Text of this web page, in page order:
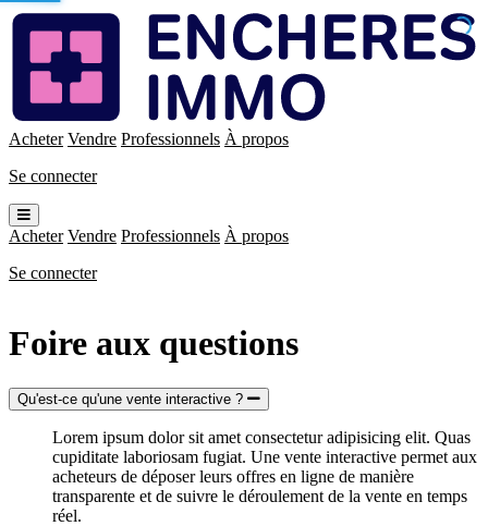
Enchères
Immo
Acheter Vendre Professionnels À propos
Se connecter
Ouvrir
le
menu
Acheter Vendre Professionnels À propos
Se connecter
Foire aux questions
Qu'est-ce qu'une vente interactive ?
Lorem ipsum dolor sit amet consectetur adipisicing elit. Quas
cupiditate laboriosam fugiat. Une vente interactive permet aux
acheteurs de déposer leurs offres en ligne de manière
transparente et de suivre le déroulement de la vente en temps
réel.